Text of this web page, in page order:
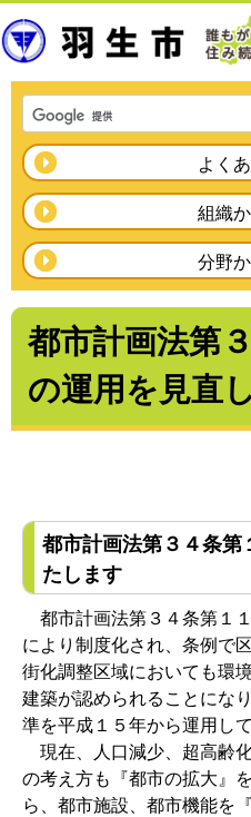
よく
組織
分野
都市計画法第
の運用を見直
都市計画法第３４条第
たします
都市計画法第３４条第１
により制度化され、条例で
街化調整区域においても環
建築が認められることにな
準を平成１５年から運用して
現在、人口減少、超高齢
の考え方も『都市の拡大』
ら、都市施設、都市機能を